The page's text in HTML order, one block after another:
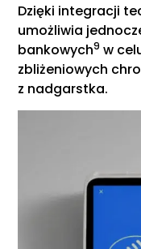
Dzięki integracji
umożliwia
bankowych9 w
zbliżeniowych
z nadgarstka.